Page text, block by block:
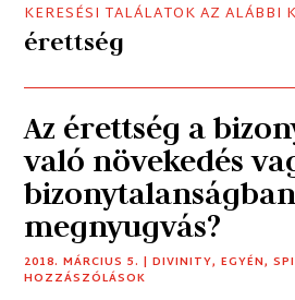
KERESÉSI TALÁLATOK AZ ALÁBBI
érettség
Az érettség a
való növekedés
megnyugvás?
2018. MÁRCIUS 5. |DIVINITY,EGYÉN,
HOZZÁSZÓLÁSOK